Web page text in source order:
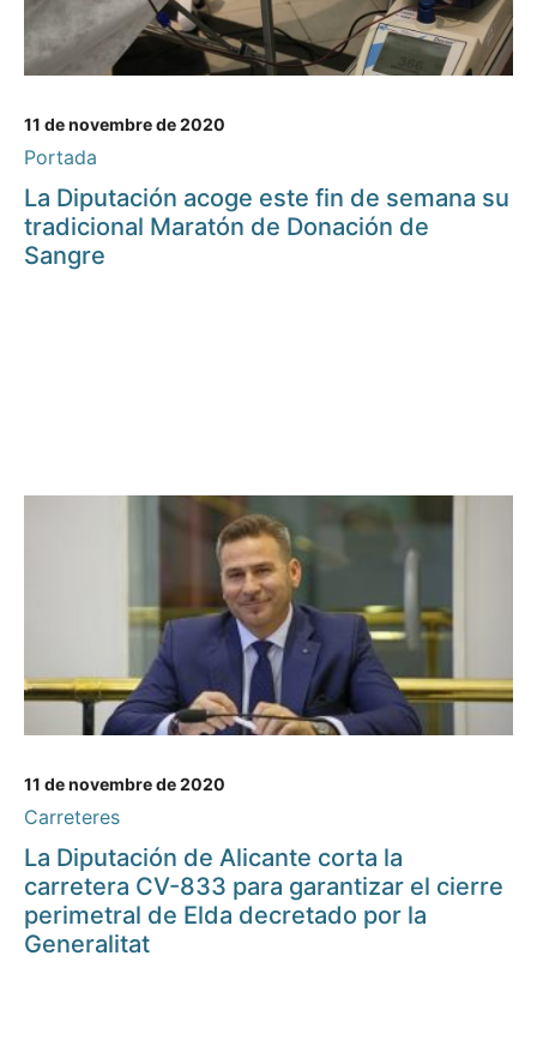
11 de novembre de 2020
Portada
La Diputación acoge este fin de semana su
tradicional Maratón de Donación de
Sangre
11 de novembre de 2020
Carreteres
La Diputación de Alicante corta la
carretera CV-833 para garantizar el cierre
perimetral de Elda decretado por la
Generalitat